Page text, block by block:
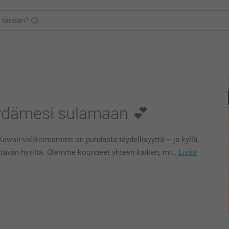
sulamaan 💕
valikoimamme on puhdasta täydellisyyttä – ja kyllä,
hyviltä. Olemme koonneet yhteen kaiken, mi… Lisää